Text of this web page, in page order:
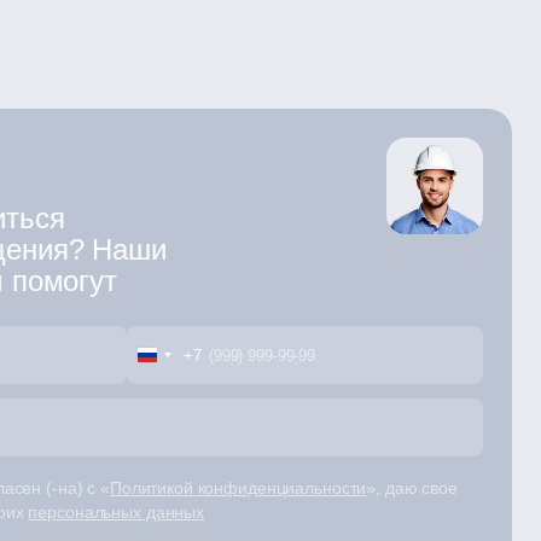
эвакуационных выходов, переходов, лестничных клеток,
систем является обязательным для медицинских учреждений,
складах и торговых комплексах, позволяя обеспечить
Основные компоненты включают:
Наши
помогут
+7
(-на) с «Политикой конфиденциальности», даю свое
персональных данных